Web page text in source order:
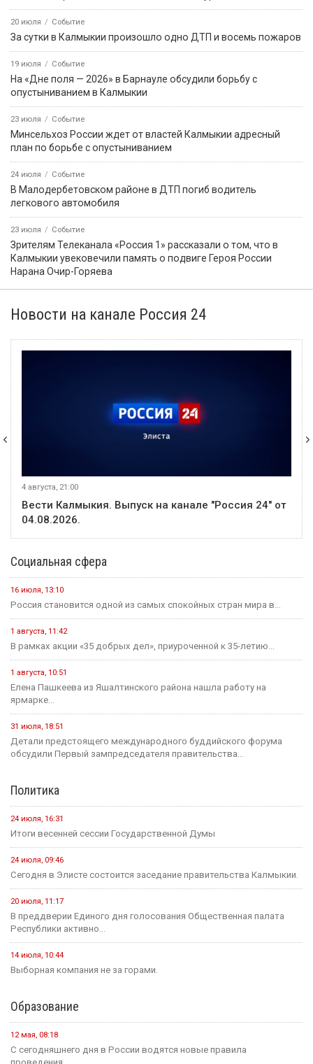
20 июля Событие
За сутки в Калмыкии произошло одно ДТП и восемь пожаров
19 июля Событие
На «Дне поля — 2026» в Барнауле обсудили борьбу с
опустыниванием в Калмыкии
23 июля Событие
Минсельхоз России ждет от властей Калмыкии адресный
план по борьбе с опустыниванием
24 июля Событие
В Малодербетовском районе в ДТП погиб водитель
легкового автомобиля
23 июля Событие
Зрителям Телеканала «Россия 1» рассказали о том, что в
Калмыкии увековечили память о подвиге Героя России
Нарана Очир-Горяева
Новости на канале Россия 24
4 августа, 21:00
Вести Калмыкия. Выпуск на канале "Россия 24" от
04.08.2026.
Социальная сфера
16 июля, 13:10
Россия становится одной из самых спокойных стран мира в...
1 августа, 11:42
В рамках акции «35 добрых дел», приуроченной к 35-летию...
1 августа, 10:51
Елена Пашкеева из Яшалтинского района нашла работу на
ярмарке...
31 июля, 18:51
Детали предстоящего международного буддийского форума
обсудили Первый зампредседателя правительства...
Политика
24 июля, 16:31
Итоги весенней сессии Государственной Думы
24 июля, 09:46
Сегодня в Элисте состоится заседание правительства Калмыкии.
20 июля, 11:17
В преддверии Единого дня голосования Общественная палата
Республики активно...
14 июля, 10:44
Выборная компания не за горами.
Образование
12 мая, 08:18
С сегодняшнего дня в России водятся новые правила